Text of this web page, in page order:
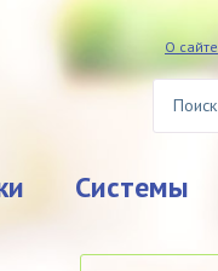
О сайте
Системы